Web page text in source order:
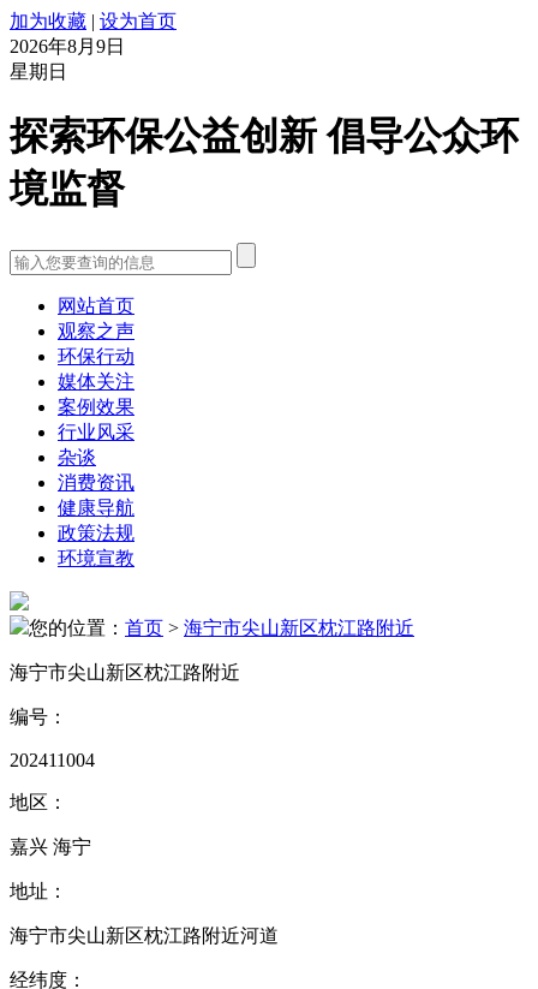
加为收藏 | 设为首页
2026年8月9日
星期日
探索环保公益创新 倡导公众环
境监督
网站首页
观察之声
环保行动
媒体关注
案例效果
行业风采
杂谈
消费资讯
健康导航
政策法规
环境宣教
您的位置： 首页 > 海宁市尖山新区枕江路附近
海宁市尖山新区枕江路附近
编号：
202411004
地区：
嘉兴 海宁
地址：
海宁市尖山新区枕江路附近河道
经纬度：